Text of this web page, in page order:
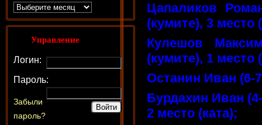
Цапаликов
(кумите), 3 место
Кулешов
(кумите), 1 место
Останин Иван (6-
Бурдахин Иван
2 место (ката);
Управление
Логин:
Пароль:
Забыли
пароль?